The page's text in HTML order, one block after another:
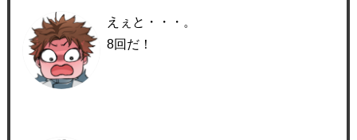
えぇと・・・。
8回だ！